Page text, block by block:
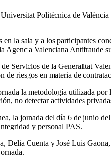
Politècnica de
la sala y a los participantes
Agencia Valenciana Antifraude
Servicios de la Generalitat
de riesgos en materia de
la metodología utilizada
no detectar actividades
la jornada del día 6 de junio
y personal PAS.
Delia Cuenta y José Luis